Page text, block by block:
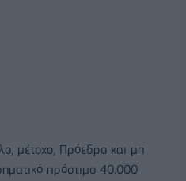
μέτοχο, Πρόεδρο και μη
πρόστιμο 40.000